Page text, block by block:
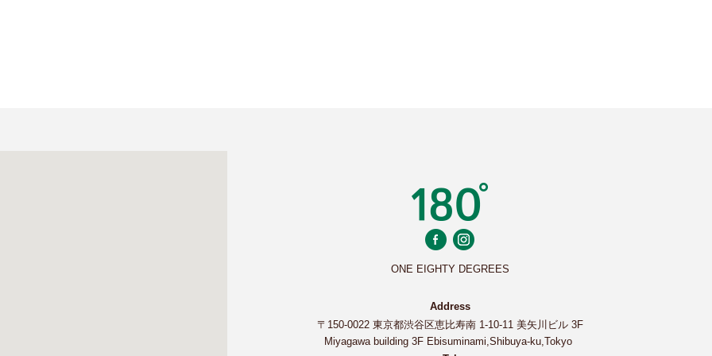
ONE EIGHTY DEGREES
Address
〒150-0022 東京都渋谷区恵比寿南 1-10-11 美矢川ビル 3F
Miyagawa building 3F Ebisuminami,Shibuya-ku,Tokyo